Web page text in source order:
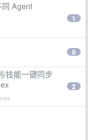
Agent
1
8
/技能一键同步
2